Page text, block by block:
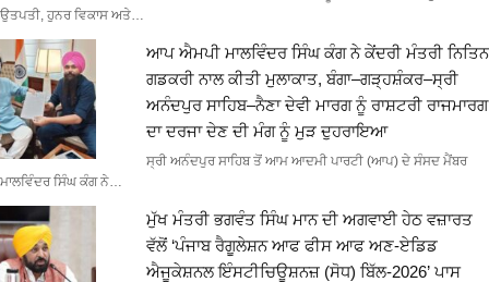
ਉਤਪਤੀ, ਹੁਨਰ ਵਿਕਾਸ ਅਤੇ…
ਆਪ ਐਮਪੀ ਮਾਲਵਿੰਦਰ ਸਿੰਘ ਕੰਗ ਨੇ ਕੇਂਦਰੀ ਮੰਤਰੀ ਨਿਤਿਨ
ਗਡਕਰੀ ਨਾਲ ਕੀਤੀ ਮੁਲਾਕਾਤ, ਬੰਗਾ–ਗੜ੍ਹਸ਼ੰਕਰ–ਸ੍ਰੀ
ਅਨੰਦਪੁਰ ਸਾਹਿਬ–ਨੈਣਾ ਦੇਵੀ ਮਾਰਗ ਨੂੰ ਰਾਸ਼ਟਰੀ ਰਾਜਮਾਰਗ
ਦਾ ਦਰਜਾ ਦੇਣ ਦੀ ਮੰਗ ਨੂੰ ਮੁੜ ਦੁਹਰਾਇਆ
ਸ੍ਰੀ ਅਨੰਦਪੁਰ ਸਾਹਿਬ ਤੋਂ ਆਮ ਆਦਮੀ ਪਾਰਟੀ (ਆਪ) ਦੇ ਸੰਸਦ ਮੈਂਬਰ
ਮਾਲਵਿੰਦਰ ਸਿੰਘ ਕੰਗ ਨੇ…
ਮੁੱਖ ਮੰਤਰੀ ਭਗਵੰਤ ਸਿੰਘ ਮਾਨ ਦੀ ਅਗਵਾਈ ਹੇਠ ਵਜ਼ਾਰਤ
ਵੱਲੋਂ ‘ਪੰਜਾਬ ਰੈਗੂਲੇਸ਼ਨ ਆਫ ਫੀਸ ਆਫ ਅਣ-ਏਡਿਡ
ਐਜੂਕੇਸ਼ਨਲ ਇੰਸਟੀਚਿਊਸ਼ਨਜ਼ (ਸੋਧ) ਬਿੱਲ-2026’ ਪਾਸ